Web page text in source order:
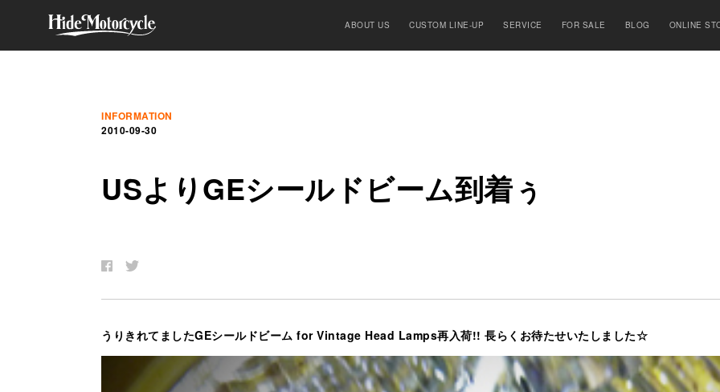
ABOUT US CUSTOM LINE-UP SERVICE FOR SALE BLOG ONLINE
INFORMATION
2010-09-30
USよ りGEシールドビーム到着ぅ
うりきれてましたGEシールドビーム for Vintage Head Lamps再入荷!! 長らくお待たせいたしました☆